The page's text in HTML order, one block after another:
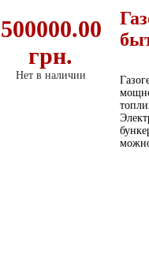
500000.00
грн.
Нет в наличии